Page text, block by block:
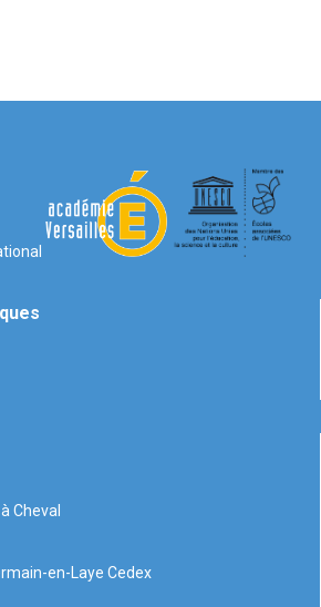
Cheval
en-Laye Cedex